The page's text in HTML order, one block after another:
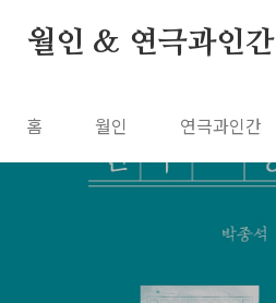
월인 & 연극과인간
홈 월인 연극과인간